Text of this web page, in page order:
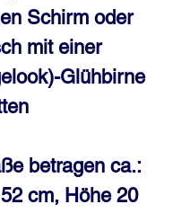
Schirm oder
mit einer
Glühbirne
betragen ca.:
cm, Höhe 20